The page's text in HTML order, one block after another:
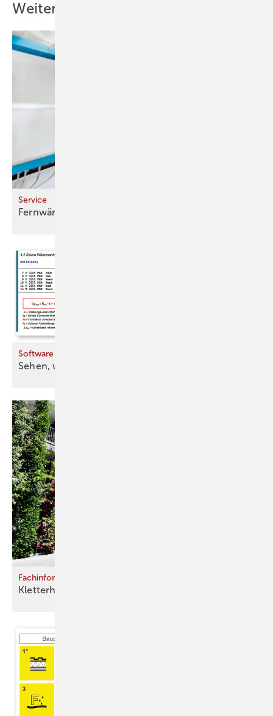
Weitere Inhalte
Service
Fernwärmeanschluss
Software
Sehen, wie gerechnet
Fachinformation
Kletterhilfen für